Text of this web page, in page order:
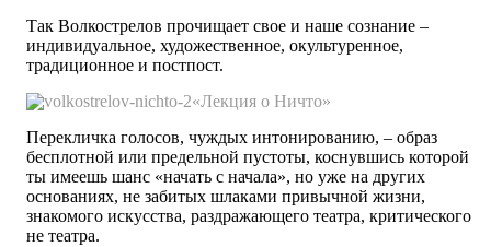
Так Волкострелов прочищает свое и наше сознание –
индивидуальное, художественное, окультуренное,
традиционное и постпост.
«Лекция о Ничто»
Перекличка голосов, чуждых интонированию, – образ
бесплотной или предельной пустоты, коснувшись которой
ты имеешь шанс «начать с начала», но уже на других
основаниях, не забитых шлаками привычной жизни,
знакомого искусства, раздражающего театра, критического
не театра.